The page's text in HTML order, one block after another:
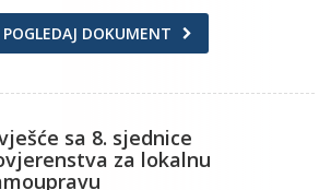
POGLEDAJ DOKUMENT
sa 8. sjednice
za lokalnu